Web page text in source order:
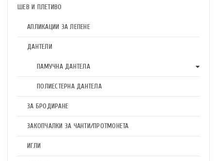
ШЕВ И ПЛЕТИВО
АПЛИКАЦИИ ЗА ЛЕПЕНЕ
ДАНТЕЛИ
ПАМУЧНА ДАНТЕЛА
ПОЛИЕСТЕРНА ДАНТЕЛА
ЗА БРОДИРАНЕ
ЗАКОПЧАЛКИ ЗА ЧАНТИ/ПРОТМОНЕТА
ИГЛИ